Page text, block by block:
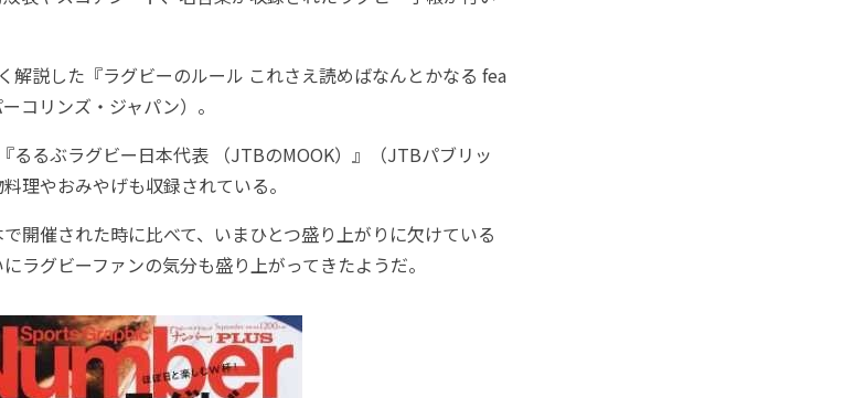
解説した『ラグビーのルール これさえ読めばなんとかなる fea
コリンズ・ジャパン）。
るるぶラグビー日本代表 （JTBのMOOK）』（JTBパブリッ
理やおみやげも収録されている。
開催された時に比べて、いまひとつ盛り上がりに欠けている
ラグビーファンの気分も盛り上がってきたようだ。